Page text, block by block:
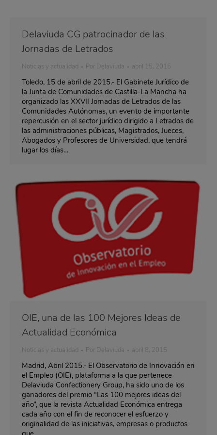
Delaviuda CG patrocinador de las
Jornadas de Letrados
Noticias y actualidad Por Delaviuda abril 15, 2015
Toledo, 15 de abril de 2015.- El Gabinete Jurídico de
la Junta de Comunidades de Castilla-La Mancha ha
organizado las XXVII Jornadas de Letrados de las
Comunidades Autónomas, un evento de importante
repercusión en el sector jurídico dirigido a Letrados de
las administraciones públicas, Magistrados, Jueces,
Abogados y Profesores de Universidad, que tendrá
lugar los días…
OIE, una de las 100 Mejores Ideas de
Actualidad Económica
Noticias y actualidad Por Delaviuda abril 8, 2015
Madrid, Abril 2015.- El Observatorio de Innovación en
el Empleo (OIE), plataforma a la que pertenece
Delaviuda Confectionery Group, ha sido uno de los
ganadores del premio “Las 100 mejores ideas del
año”, que la revista Actualidad Económica entrega
cada año con el fin de reconocer el esfuerzo y
originalidad de las iniciativas, empresas o productos